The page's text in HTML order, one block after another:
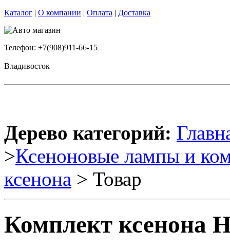
Каталог | О компании | Оплата | Доставка
Телефон: +7(908)911-66-15
Владивосток
Дерево категорий:
>Ксеноновые лампы и
ксенона > Товар
Комплект ксенона